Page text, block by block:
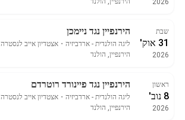
2026
שבת
31 אוק'
2026
הירנפיין נגד ניימכן
ליגה הולנדית - ארדביזיה ・ אצטדיון אייב לנסטרה
הירנפיין, הולנד
ראשון
8 נוב'
2026
הירנפיין נגד פיינורד רוטרדם
ליגה הולנדית - ארדביזיה ・ אצטדיון אייב לנסטרה
הירנפיין, הולנד